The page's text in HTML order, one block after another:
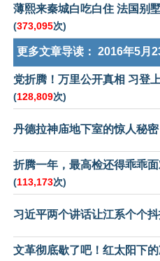
薄熙来秦城白吃白住 法国别
(373,095次)
更多文章导读： 2016年5月
党折腾！万里公开真相 习登
(128,809次)
丹德拉神庙地下室的惊人秘密
折腾一年，最高检还得乖乖
(113,173次)
习近平两个讲话让江系个个
文革彻底歇了吧！红太阳下